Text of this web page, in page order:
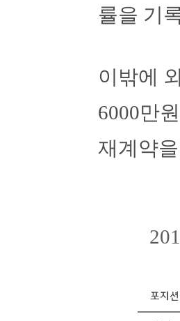
률을 기
이밖에
6000만
재계약